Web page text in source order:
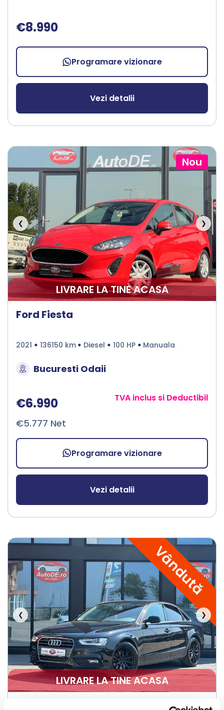
€8.990
Programare vizionare
Vezi detalii
Nou
❮ ❯
LIVRARE LA TINE ACASA
Ford Fiesta
2021 136150 km Diesel 100 HP Manuala
Bucuresti Odaii
€6.990
€5.777 Net
TVA inclus si Deductibil
Programare vizionare
Vezi detalii
Vândută
❮ ❯
LIVRARE LA TINE ACASA